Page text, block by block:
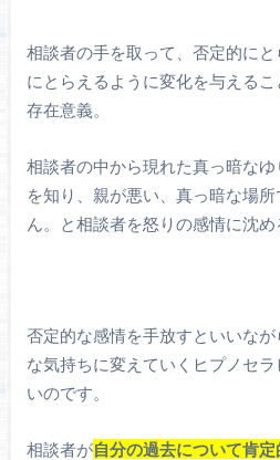
相談者の手を取って、否定的に
にとらえるように変化を与える
存在意義。
相談者の中から現れた真っ暗な
を知り、親が悪い、真っ暗な場
ん。と相談者を怒りの感情に沈め
否定的な感情を手放すといいな
な気持ちに変えていくヒプノセ
いのです。
相談者が自分の過去について肯